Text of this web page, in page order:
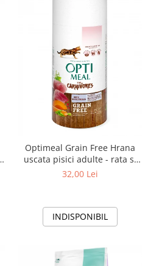
Optimeal Grain Free Hrana
uscata pisici adulte - rata si
legume, 650g
32,00 Lei
INDISPONIBIL